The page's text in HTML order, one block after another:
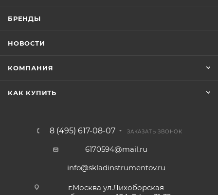
БРЕНДЫ
НОВОСТИ
КОМПАНИЯ
КАК КУПИТЬ
8 (495) 617-08-07 ЗАКАЗАТЬ ЗВОНОК
6170594@mail.ru
info@skladinstrumentov.ru
г.Москва ул.Лихоборская